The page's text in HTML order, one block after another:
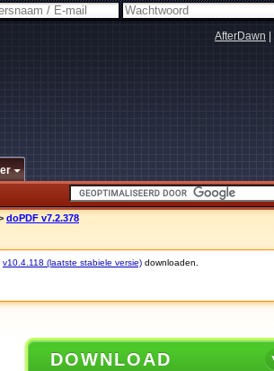
AfterDawn
doPDF v7.2.378
v10.4.118 (laatste stabiele versie) downloaden.
DOWNLOAD